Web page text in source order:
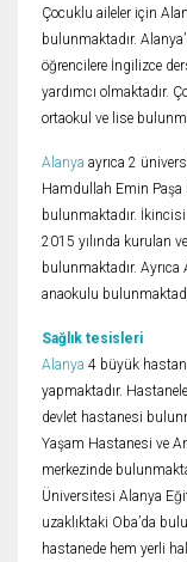
Çocuklu aileler için
bulunmaktadır.
öğrencilere İngilizce
yardımcı olmaktadır.
ortaokul ve lise
Alanya ayrıca 2
Hamdullah Emin Paşa
bulunmaktadır.
2015 yılında kurulan
bulunmaktadır. Ayrıca
anaokulu
Sağlık tesisleri
Alanya 4 büyük
yapmaktadır.
devlet hastanesi
Yaşam Hastanesi ve
merkezinde
Üniversitesi Alanya
uzaklıktaki Oba’da
hastanede hem yerli